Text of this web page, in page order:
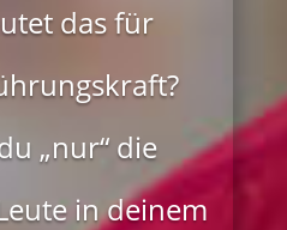
das für
„nur“ die
in deinem